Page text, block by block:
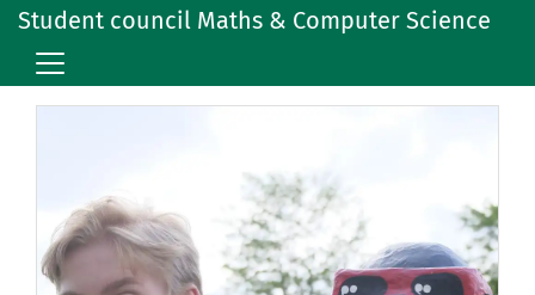
Student council Maths & Computer Science